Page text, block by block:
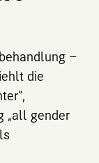
–
die
„all gender